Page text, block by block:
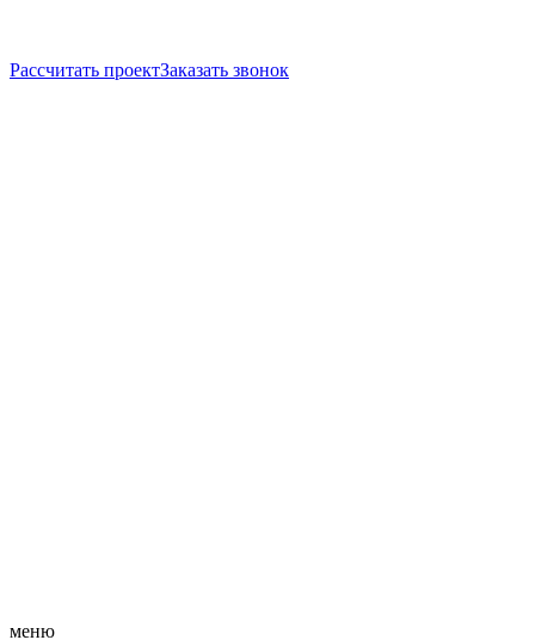
Рассчитать проектЗаказать звонок
меню